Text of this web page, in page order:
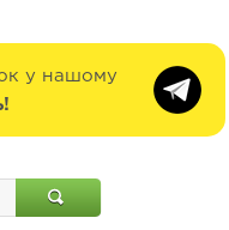
у нашому